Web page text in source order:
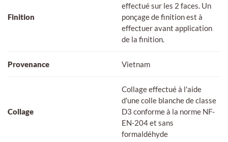
Finition
effectué sur les 2 faces. Un
ponçage de finition est à
effectuer avant application
de la finition.
Provenance Vietnam
Collage
Collage effectué à l'aide
d'une colle blanche de classe
D3 conforme à la norme NF-
EN-204 et sans
formaldéhyde